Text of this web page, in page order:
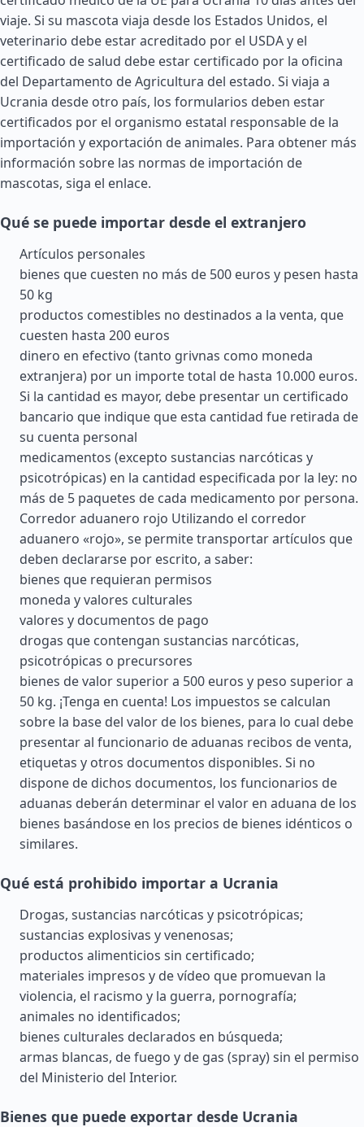
viaje. Si su mascota viaja desde los Estados Unidos, el
veterinario debe estar acreditado por el USDA y el
certificado de salud debe estar certificado por la oficina
del Departamento de Agricultura del estado. Si viaja a
Ucrania desde otro país, los formularios deben estar
certificados por el organismo estatal responsable de la
importación y exportación de animales. Para obtener más
información sobre las normas de importación de
mascotas, siga el enlace.
Qué se puede importar desde el extranjero
Artículos personales
bienes que cuesten no más de 500 euros y pesen hasta
50 kg
productos comestibles no destinados a la venta, que
cuesten hasta 200 euros
dinero en efectivo (tanto grivnas como moneda
extranjera) por un importe total de hasta 10.000 euros.
Si la cantidad es mayor, debe presentar un certificado
bancario que indique que esta cantidad fue retirada de
su cuenta personal
medicamentos (excepto sustancias narcóticas y
psicotrópicas) en la cantidad especificada por la ley: no
más de 5 paquetes de cada medicamento por persona.
Corredor aduanero rojo Utilizando el corredor
aduanero «rojo», se permite transportar artículos que
deben declararse por escrito, a saber:
bienes que requieran permisos
moneda y valores culturales
valores y documentos de pago
drogas que contengan sustancias narcóticas,
psicotrópicas o precursores
bienes de valor superior a 500 euros y peso superior a
50 kg. ¡Tenga en cuenta! Los impuestos se calculan
sobre la base del valor de los bienes, para lo cual debe
presentar al funcionario de aduanas recibos de venta,
etiquetas y otros documentos disponibles. Si no
dispone de dichos documentos, los funcionarios de
aduanas deberán determinar el valor en aduana de los
bienes basándose en los precios de bienes idénticos o
similares.
Qué está prohibido importar a Ucrania
Drogas, sustancias narcóticas y psicotrópicas;
sustancias explosivas y venenosas;
productos alimenticios sin certificado;
materiales impresos y de vídeo que promuevan la
violencia, el racismo y la guerra, pornografía;
animales no identificados;
bienes culturales declarados en búsqueda;
armas blancas, de fuego y de gas (spray) sin el permiso
del Ministerio del Interior.
Bienes que puede exportar desde Ucrania